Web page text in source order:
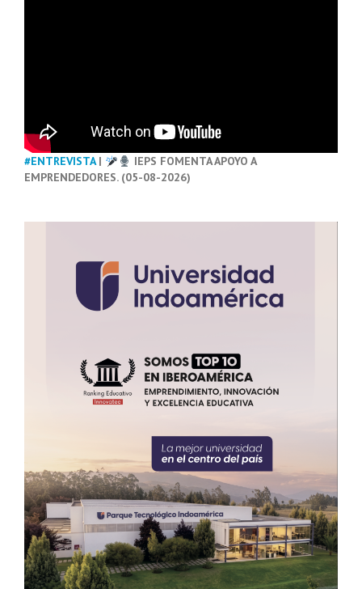
#ENTREVISTA|
IEPS FOMENTA APOYO A
EMPRENDEDORES. (05-08-2026)